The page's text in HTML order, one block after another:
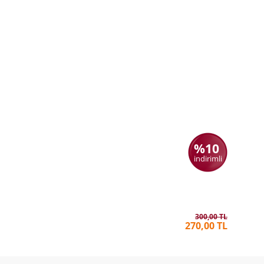
%10
indirimli
300,00 TL
270,00 TL